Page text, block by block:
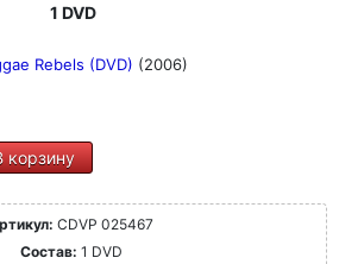
1 DVD
Rebels (DVD) (2006)
корзину
CDVP 025467
Состав: 1 DVD